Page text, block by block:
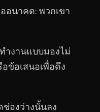
อนาคต: พวกเขา
ำงานแบบมองไม่
ข้อเสนอเพื่อดึง
องว่างนั้นลง